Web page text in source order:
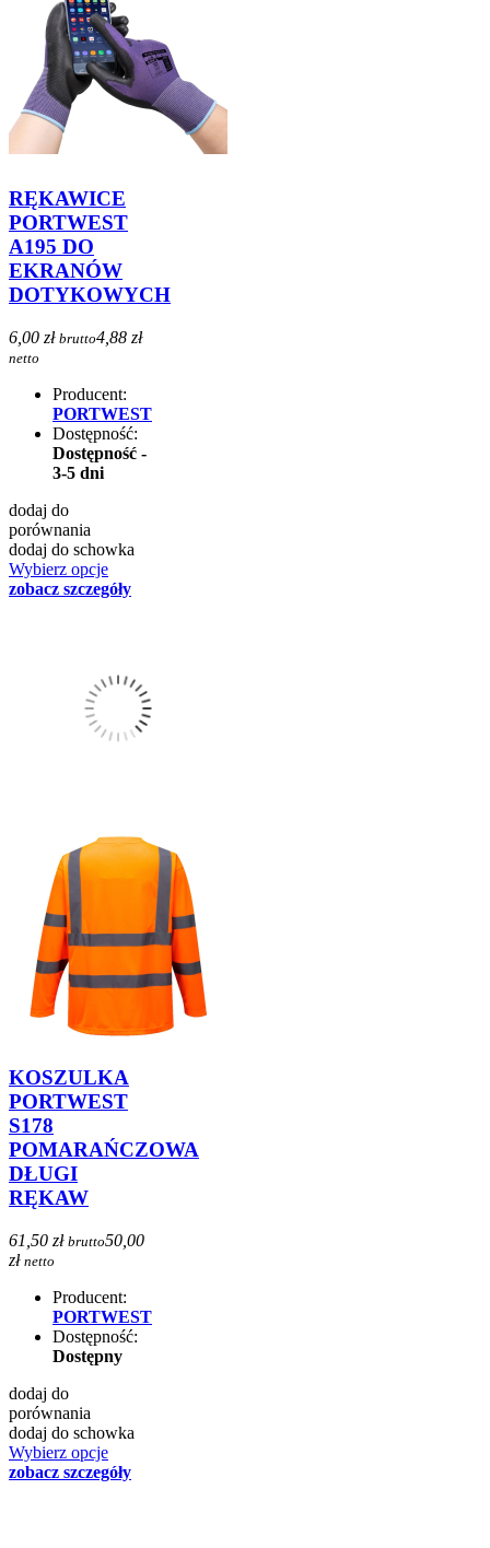
RĘKAWICE
PORTWEST
A195 DO
EKRANÓW
DOTYKOWYCH
6,00 zł brutto4,88 zł
netto
Producent:
PORTWEST
Dostępność:
Dostępność -
3-5 dni
dodaj do
porównania
dodaj do schowka
Wybierz opcje
zobacz szczegóły
KOSZULKA
PORTWEST
S178
POMARAŃCZOWA
DŁUGI
RĘKAW
61,50 zł brutto50,00
zł netto
Producent:
PORTWEST
Dostępność:
Dostępny
dodaj do
porównania
dodaj do schowka
Wybierz opcje
zobacz szczegóły